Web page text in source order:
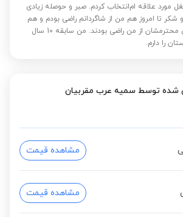
مورد علاقه ام‌انتخاب کردم. صبر و حوصله زیادی
شکر تا امروز هم من از شاگردانم راضی بودم و هم
شاگردان عزیزم و اولیای محترمشان از من راضی بودند. من سابقه 10 سال
را دارم.
توسط سمیه عرب مقربیان
مشاهده قیمت
مشاهده قیمت